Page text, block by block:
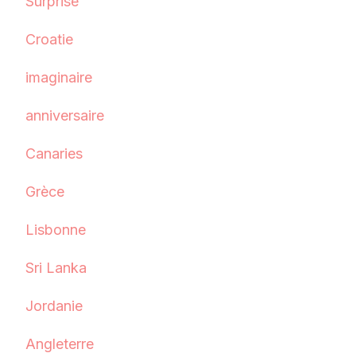
Croatie
imaginaire
anniversaire
Canaries
Grèce
Lisbonne
Sri Lanka
Jordanie
Angleterre